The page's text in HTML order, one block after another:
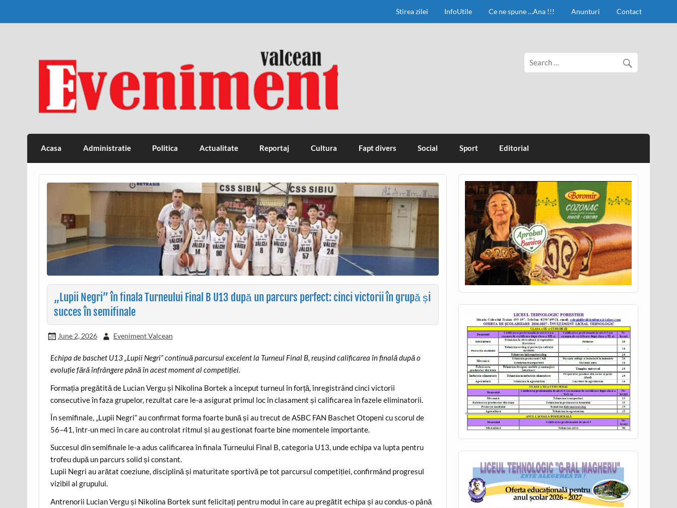
Stirea zilei InfoUtile Ce ne spune …Ana !!! Anunturi Contact
Eveniment Valcean
Acasa Administratie Politica Actualitate Reportaj Cultura Fapt divers Social Sport Editorial
„Lupii Negri” în finala Turneului Final B U13 după un parcurs perfect: cinci victorii în grupă și
succes în semifinale
June 2, 2026 Eveniment Valcean
Echipa de baschet U13 „Lupii Negri” continuă parcursul excelent la Turneul Final B, reușind calificarea în finală după o
evoluție fără înfrângere până în acest moment al competiției.
Formația pregătită de Lucian Vergu și Nikolina Bortek a început turneul în forță, înregistrând cinci victorii
consecutive în faza grupelor, rezultat care le-a asigurat primul loc în clasament și calificarea în fazele eliminatorii.
În semifinale, „Lupii Negri” au confirmat forma foarte bună și au trecut de ASBC FAN Baschet Otopeni cu scorul de
56–41, într-un meci în care au controlat ritmul și au gestionat foarte bine momentele importante.
Succesul din semifinale le-a adus calificarea în finala Turneului Final B, categoria U13, unde echipa va lupta pentru
trofeu după un parcurs solid și constant.
Lupii Negri au arătat coeziune, disciplină și maturitate sportivă pe tot parcursul competiției, confirmând progresul
vizibil al grupului.
Antrenorii Lucian Vergu și Nikolina Bortek sunt felicitați pentru modul în care au pregătit echipa și au condus-o până